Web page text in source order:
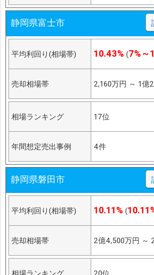
静岡県富士市
平均利回り(相場帯) 10.43% (7%～
売却相場帯 2,160万円 ～ 1億
相場ランキング 17位
年間想定売出事例 4件
静岡県磐田市
平均利回り(相場帯) 10.11% (
売却相場帯 2億4,500万円 ～